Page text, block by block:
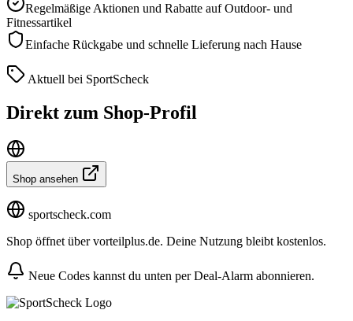
Regelmäßige Aktionen und Rabatte auf Outdoor- und
Fitnessartikel
Einfache Rückgabe und schnelle Lieferung nach Hause
Aktuell bei SportScheck
Direkt zum Shop-Profil
Shop ansehen
sportscheck.com
Shop öffnet über vorteilplus.de. Deine Nutzung bleibt kostenlos.
Neue Codes kannst du unten per Deal-Alarm abonnieren.